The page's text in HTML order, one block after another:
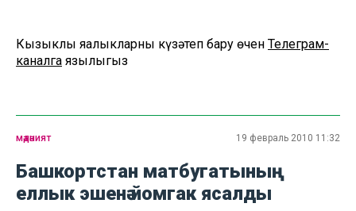
Кызыклы яңалыкларны күзәтеп бару өчен Телеграм-
каналга язылыгыз
мәдәният 19 февраль 2010 11:32
Башкортстан матбугатының
еллык эшенә йомгак ясалды